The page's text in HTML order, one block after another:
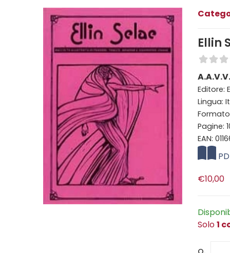
Ellin
A.A.V.V.
Editore:
Lingua:
Formato:
Pagine:
EAN:
€10,00
Solo1